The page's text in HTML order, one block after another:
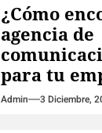
¿Cómo
agencia de
para tu
Admin 3 Diciembre,